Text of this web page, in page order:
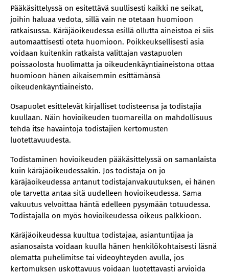
Pääkäsittelyssä on esitettävä suullisesti kaikki ne seikat,
joihin haluaa vedota, sillä vain ne otetaan huomioon
ratkaisussa. Käräjäoikeudessa esillä ollutta aineistoa ei siis
automaattisesti oteta huomioon. Poikkeuksellisesti asia
voidaan kuitenkin ratkaista valittajan vastapuolen
poissaolosta huolimatta ja oikeudenkäyntiaineistona ottaa
huomioon hänen aikaisemmin esittämänsä
oikeudenkäyntiaineisto.
Osapuolet esittelevät kirjalliset todisteensa ja todistajia
kuullaan. Näin hovioikeuden tuomareilla on mahdollisuus
tehdä itse havaintoja todistajien kertomusten
luotettavuudesta.
Todistaminen hovioikeuden pääkäsittelyssä on samanlaista
kuin käräjäoikeudessakin. Jos todistaja on jo
käräjäoikeudessa antanut todistajanvakuutuksen, ei hänen
ole tarvetta antaa sitä uudelleen hovioikeudessa. Sama
vakuutus velvoittaa häntä edelleen pysymään totuudessa.
Todistajalla on myös hovioikeudessa oikeus palkkioon.
Käräjäoikeudessa kuultua todistajaa, asiantuntijaa ja
asianosaista voidaan kuulla hänen henkilökohtaisesti läsnä
olematta puhelimitse tai videoyhteyden avulla, jos
kertomuksen uskottavuus voidaan luotettavasti arvioida